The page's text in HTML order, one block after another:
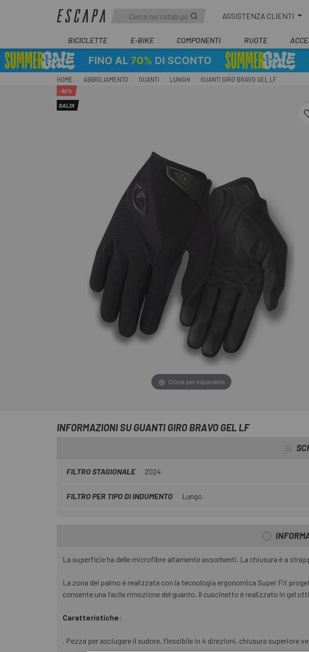
ASSISTENZA CLIENTI
BICICLETTE E-BIKE COMPONENTI RUOTE
HOME ABBIGLIAMENTO GUANTI LUNGHI GUANTI GIRO BRAVO GEL LF
-30%
SALDI
Clicca per espandere
INFORMAZIONI SU GUANTI GIRO BRAVO GEL LF
FILTRO STAGIONALE 2024
FILTRO PER TIPO DI INDUMENTO Lungo
La superficie ha delle microfibre altamente assorbenti. La chiusura è a
La zona del palmo è realizzata con la tecnologia ergonomica Super Fit
consente una facile rimozione del guanto. Il cuscinetto è realizzato in gel
Caratteristiche:
. Pezza per asciugare il sudore, flessibile in 4 direzioni, chiusura superiore